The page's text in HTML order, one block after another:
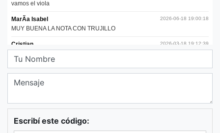
Escribí este código: